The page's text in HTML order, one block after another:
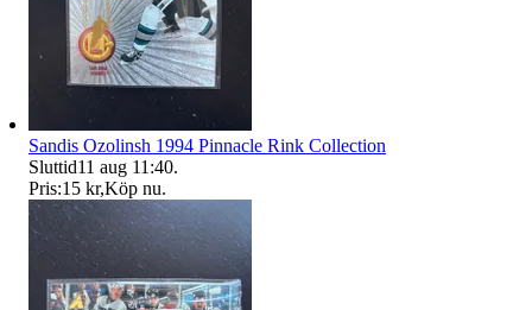
Sandis Ozolinsh 1994 Pinnacle Rink Collection
Sluttid11 aug 11:40.
Pris:15 kr,Köp nu.